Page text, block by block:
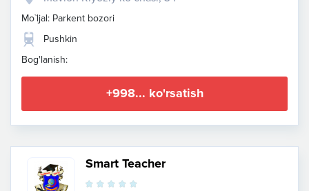
Mo`ljal: Parkent bozori
Pushkin
Bog'lanish:
+998... ko'rsatish
Smart Teacher